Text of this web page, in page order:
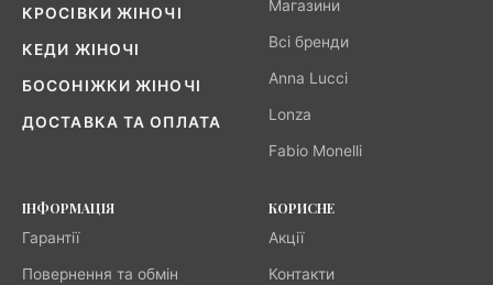
КРОСІВКИ ЖІНОЧІ
КЕДИ ЖІНОЧІ
БОСОНІЖКИ ЖІНОЧІ
ДОСТАВКА ТА ОПЛАТА
Магазини
Всі бренди
Anna Lucci
Lonza
Fabio Monelli
ІНФОРМАЦІЯ
Гарантії
Повернення та обмін
КОРИСНЕ
Акції
Контакти